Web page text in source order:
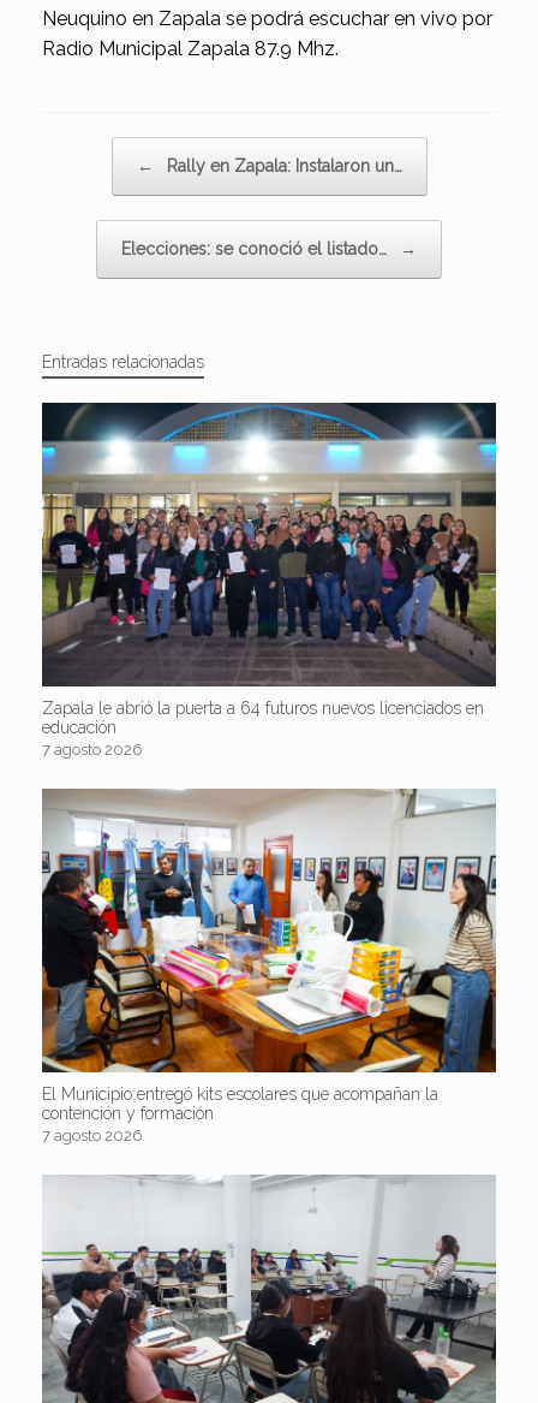
Neuquino en Zapala se podrá escuchar en vivo por
Radio Municipal Zapala 87.9 Mhz.
← Rally en Zapala: Instalaron un…
Elecciones: se conoció el listado… →
Entradas relacionadas
Zapala le abrió la puerta a 64 futuros nuevos licenciados en
educación
7 agosto 2026
El Municipio entregó kits escolares que acompañan la
contención y formación
7 agosto 2026